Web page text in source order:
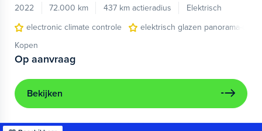
2022
72.000 km 437 km actieradius
Elektrisch
electronic climate controle
elektrisch glazen panorama-dak
Kopen
Op aanvraag
Bekijken